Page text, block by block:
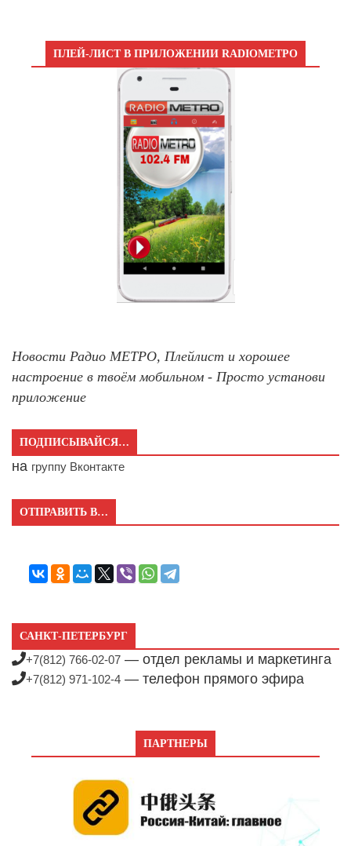
ПЛЕЙ-ЛИСТ В ПРИЛОЖЕНИИ RADIOМЕТРО
Новости Радио МЕТРО, Плейлист и хорошее
настроение в твоём мобильном - Просто установи
приложение
ПОДПИСЫВАЙСЯ…
на группу Вконтакте
ОТПРАВИТЬ В…
САНКТ-ПЕТЕРБУРГ
+7(812) 766-02-07 — отдел рекламы и маркетинга
+7(812) 971-102-4 — телефон прямого эфира
ПАРТНЕРЫ